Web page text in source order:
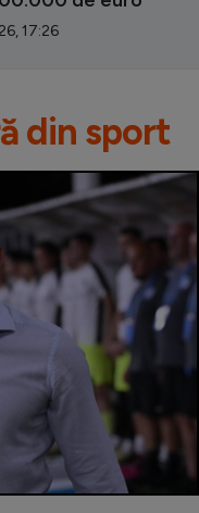
17:26
din sport